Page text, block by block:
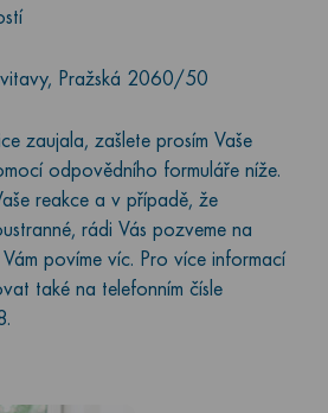
Pražská 2060/50
zaujala, zašlete prosím Vaše
odpovědního formuláře níže.
reakce a v případě, že
rádi Vás pozveme na
povíme víc. Pro více informací
také na telefonním čísle